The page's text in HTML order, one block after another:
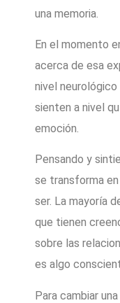
una memoria.
En el momento
acerca de esa
nivel
sienten a nivel
emoción.
Pensando y
se transforma
ser. La mayoría
que tienen
sobre las
es algo
Para cambiar